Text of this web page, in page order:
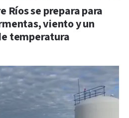
Ríos se prepara para
viento y un
temperatura